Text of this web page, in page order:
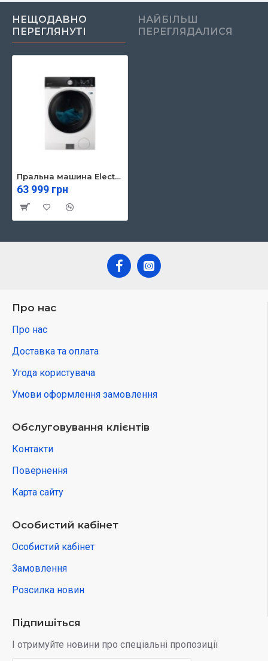
НЕЩОДАВНО
ПЕРЕГЛЯНУТІ
НАЙБІЛЬШ
ПЕРЕГЛЯДАЛИСЯ
Пральна машина Electrolux EW9W161BUC
63 999 грн
Про нас
Про нас
Доставка та оплата
Угода користувача
Умови оформлення замовлення
Обслуговування клієнтів
Контакти
Повернення
Карта сайту
Особистий кабінет
Особистий кабінет
Замовлення
Розсилка новин
Підпишіться
І отримуйте новини про спеціальні пропозиції